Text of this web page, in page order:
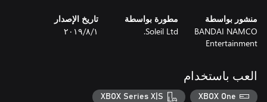
منشور بواسطة
BANDAI NAMCO
Entertainment
مطورة بواسطة
Soleil Ltd.
تاريخ الإصدار
١‏/٨‏/٢٠١٩
العب باستخدام
XBOX One
XBOX Series X|S